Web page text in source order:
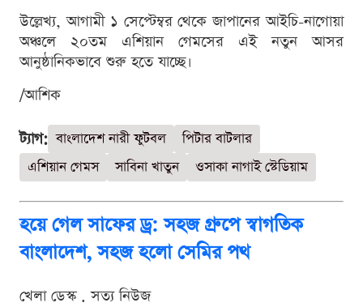
উল্লেখ্য, আগামী ১ সেপ্টেম্বর থেকে জাপানের আইচি-নাগোয়া
অঞ্চলে ২০তম এশিয়ান গেমসের এই নতুন আসর
আনুষ্ঠানিকভাবে শুরু হতে যাচ্ছে।
/আশিক
ট্যাগ: বাংলাদেশ নারী ফুটবল
পিটার বাটলার
এশিয়ান গেমস
সাবিনা খাতুন ওসাকা নাগাই স্টেডিয়াম
হয়ে গেল সাফের ড্র: সহজ গ্রুপে স্বাগতিক
বাংলাদেশ, সহজ হলো সেমির পথ
খেলা ডেস্ক . সত্য নিউজ